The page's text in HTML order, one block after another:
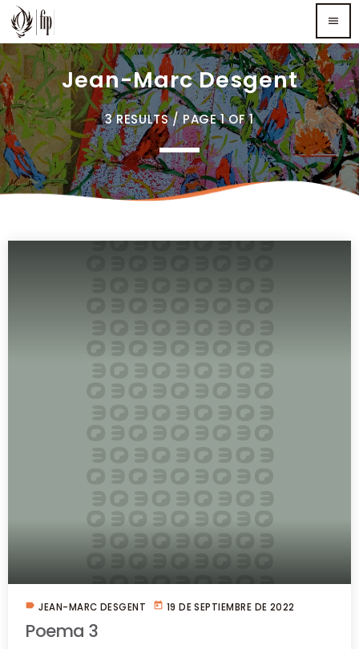
menu
TOP READING
Sorry, there is nothing for the moment.
MOST UPVOTED
Jean-Marc Desgent
3 RESULTS / PAGE 1 OF 1
label JEAN-MARC DESGENT today 19 DE SEPTIEMBRE DE 2022
Poema 3